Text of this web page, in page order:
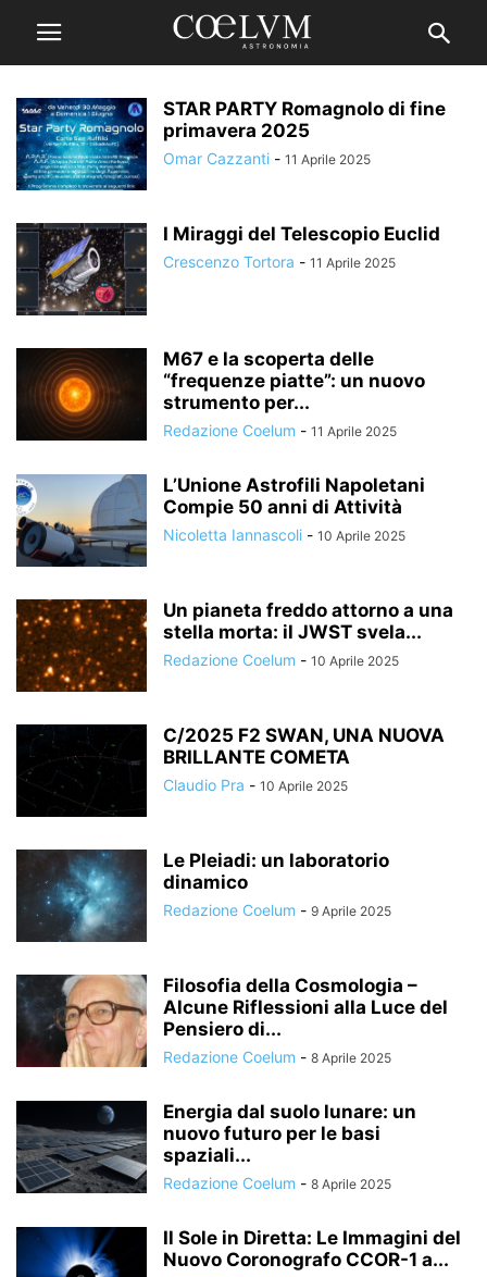
STAR PARTY Romagnolo di fine
primavera 2025
Omar Cazzanti - 11 Aprile 2025
I Miraggi del Telescopio Euclid
Crescenzo Tortora - 11 Aprile 2025
M67 e la scoperta delle
“frequenze piatte”: un nuovo
strumento per...
Redazione Coelum - 11 Aprile 2025
L’Unione Astrofili Napoletani
Compie 50 anni di Attività
Nicoletta Iannascoli - 10 Aprile 2025
Un pianeta freddo attorno a una
stella morta: il JWST svela...
Redazione Coelum - 10 Aprile 2025
C/2025 F2 SWAN, UNA NUOVA
BRILLANTE COMETA
Claudio Pra - 10 Aprile 2025
Le Pleiadi: un laboratorio
dinamico
Redazione Coelum - 9 Aprile 2025
Filosofia della Cosmologia –
Alcune Riflessioni alla Luce del
Pensiero di...
Redazione Coelum - 8 Aprile 2025
Energia dal suolo lunare: un
nuovo futuro per le basi
spaziali...
Redazione Coelum - 8 Aprile 2025
Il Sole in Diretta: Le Immagini del
Nuovo Coronografo CCOR-1 a...